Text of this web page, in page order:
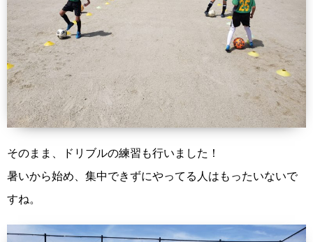
そのまま、ドリブルの練習も行いました！
暑いから始め、集中できずにやってる人はもったいないで
すね。